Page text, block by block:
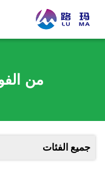
من
جميع الفئات